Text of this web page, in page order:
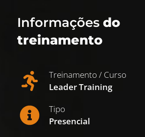
Informações do
treinamento
Treinamento / Curso
Leader Training
Tipo
Presencial